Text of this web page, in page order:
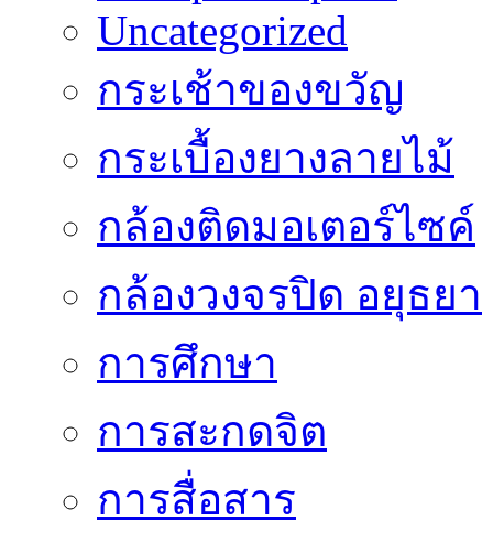
Uncategorized
กระเช้าของขวัญ
กระเบื้องยางลายไม้
กล้องติดมอเตอร์ไซค์
กล้องวงจรปิด อยุธยา
การศึกษา
การสะกดจิต
การสื่อสาร